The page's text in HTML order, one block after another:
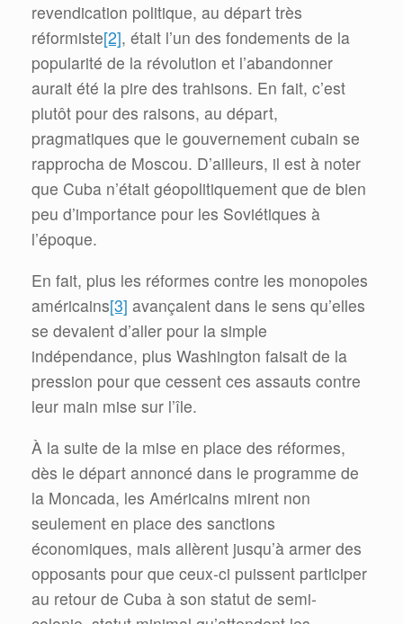
revendication politique, au départ très
réformiste[2], était l’un des fondements de la
popularité de la révolution et l’abandonner
aurait été la pire des trahisons. En fait, c’est
plutôt pour des raisons, au départ,
pragmatiques que le gouvernement cubain se
rapprocha de Moscou. D’ailleurs, il est à noter
que Cuba n’était géopolitiquement que de bien
peu d’importance pour les Soviétiques à
l’époque.
En fait, plus les réformes contre les monopoles
américains[3] avançaient dans le sens qu’elles
se devaient d’aller pour la simple
indépendance, plus Washington faisait de la
pression pour que cessent ces assauts contre
leur main mise sur l’île.
À la suite de la mise en place des réformes,
dès le départ annoncé dans le programme de
la Moncada, les Américains mirent non
seulement en place des sanctions
économiques, mais allèrent jusqu’à armer des
opposants pour que ceux-ci puissent participer
au retour de Cuba à son statut de semi-